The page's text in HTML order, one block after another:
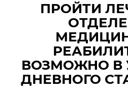
ПРОЙТИ
ВОЗМОЖНО В
ДНЕВНОГО